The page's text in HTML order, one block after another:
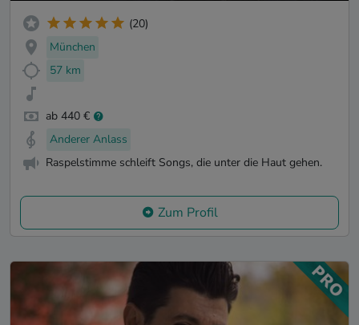
(20)
München
57 km
ab 440 €
Anderer Anlass
Raspelstimme schleift Songs, die unter die Haut gehen.
Zum Profil